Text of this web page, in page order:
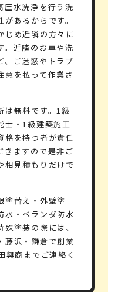
圧水洗浄を行う洗
あるからです。
じめ近隣の方々に
。近隣のお車や洗
、ご迷惑やトラブ
意を払って作業さ
は無料です。1級
士・1級建築施工
格を持つ者が責任
きますので是非ご
相見積もりだけで
塗替え・外壁塗
水・ベランダ防水
塗装の際には、
藤沢・鎌倉で創業
興商 までご連絡く